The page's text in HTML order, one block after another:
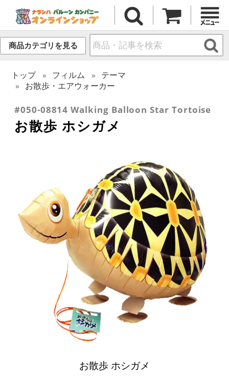
商品カテゴリを見る
トップ フィルム
テーマ
お散歩・エアウォーカー
#050-08814 Walking Balloon Star Tortoise
お散歩 ホシガメ
お散歩 ホシガメ